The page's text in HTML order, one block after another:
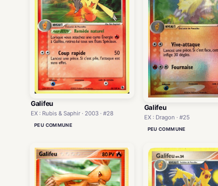
Galifeu
EX : Rubis & Saphir · 2003 · #28
PEU COMMUNE
Galifeu
EX : Dragon · #25
PEU COMMUNE